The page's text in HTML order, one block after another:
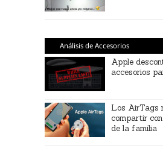
Análisis de Accesorios
Apple
accesorios
Los AirTags
compartir
de la familia